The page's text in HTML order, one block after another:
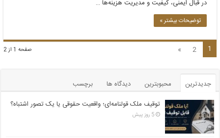
در قبال ایمنی، کیفیت و مدیریت هزینه‌ها …
توضیحات بیشتر »
صفحه 1 از 2 1
2
»
جدیدترین محبوبترین دیدگاه ها
برچسب
توقیف ملک قولنامه‌ای؛ واقعیت حقوقی یا یک تصور اشتباه؟
5 روز پیش